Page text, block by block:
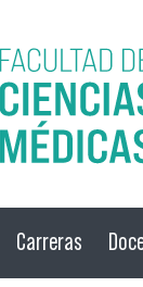
Carreras